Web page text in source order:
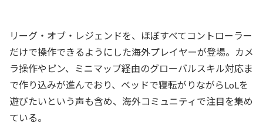
リーグ・オブ・レジェンドを、ほぼすべてコントローラー
だけで操作できるようにした海外プレイヤーが登場。カメ
ラ操作やピン、ミニマップ経由のグローバルスキル対応ま
で作り込みが進んでおり、ベッドで寝転がりながらLoLを
遊びたいという声も含め、海外コミュニティで注目を集め
ている。